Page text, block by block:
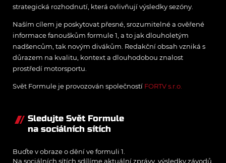
strategická rozhodnutí, která ovlivňují výsledky sezóny.
Naším cílem je poskytovat přesné, srozumitelné a ověřené
informace fanouškům formule 1, a to jak dlouholetým
nadšencům, tak novým divákům. Redakční obsah vzniká s
důrazem na kvalitu, kontext a dlouhodobou znalost
prostředí motorsportu.
Svět Formule je provozován společností FORTV s.r.o.
Sledujte Svět Formule
na sociálních sítích
Buďte v obraze o dění ve formuli 1.
Na sociálních sítích sdílíme aktuální zprávy, výsledky závodů,